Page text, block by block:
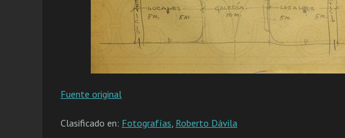
Fuente original
Clasificado en: Fotografías, Roberto Dávila